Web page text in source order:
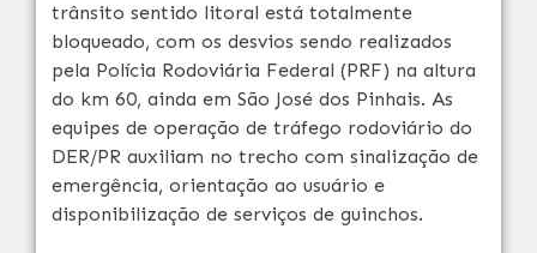
trânsito sentido litoral está totalmente
bloqueado, com os desvios sendo realizados
pela Polícia Rodoviária Federal (PRF) na altura
do km 60, ainda em São José dos Pinhais. As
equipes de operação de tráfego rodoviário do
DER/PR auxiliam no trecho com sinalização de
emergência, orientação ao usuário e
disponibilização de serviços de guinchos.